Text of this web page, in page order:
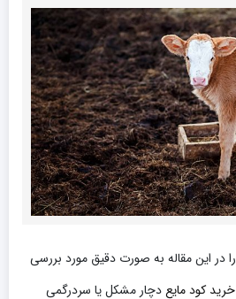
را در این مقاله به صورت دقیق مورد بررسی
خرید کود مایعدچار مشکل یا سردرگمی